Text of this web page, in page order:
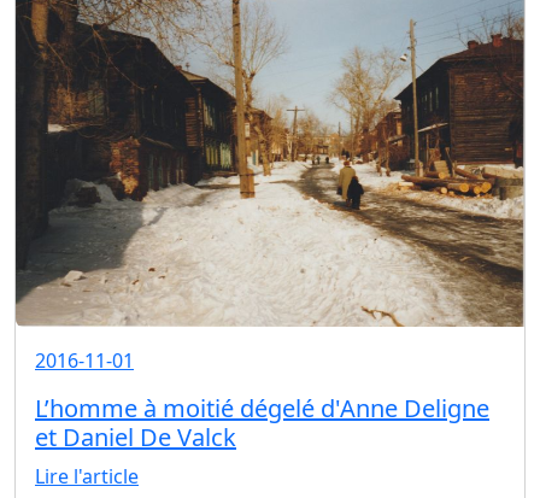
2016-11-01
L’homme à moitié dégelé d'Anne Deligne
et Daniel De Valck
Lire l'article